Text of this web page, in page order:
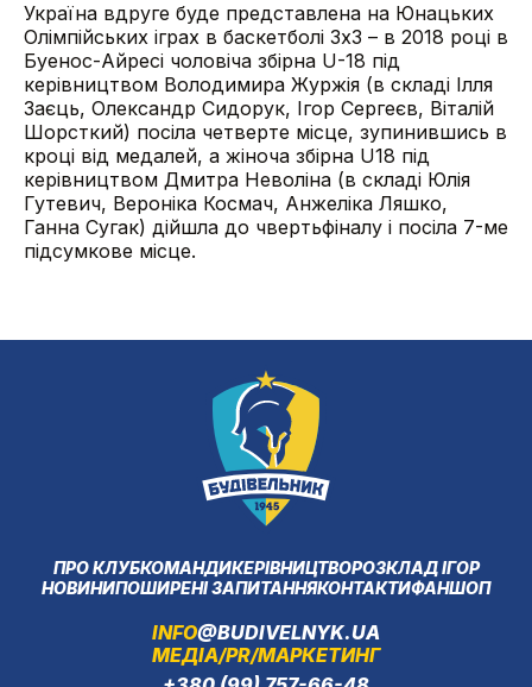
Україна вдруге буде представлена на Юнацьких
Олімпійських іграх в баскетболі 3х3 – в 2018 році в
Буенос-Айресі чоловіча збірна U-18 під
керівництвом Володимира Журжія (в складі Ілля
Заєць, Олександр Сидорук, Ігор Сергеєв, Віталій
Шорсткий) посіла четверте місце, зупинившись в
кроці від медалей, а жіноча збірна U18 під
керівництвом Дмитра Неволіна (в складі Юлія
Гутевич, Вероніка Космач, Анжеліка Ляшко,
Ганна Сугак) дійшла до чвертьфіналу і посіла 7-ме
підсумкове місце.
ПРО КЛУБКОМАНДИКЕРІВНИЦТВОРОЗКЛАД ІГОР
НОВИНИПОШИРЕНІ ЗАПИТАННЯКОНТАКТИФАНШОП
INFO@BUDIVELNYK.UA
МЕДІА/PR/МАРКЕТИНГ